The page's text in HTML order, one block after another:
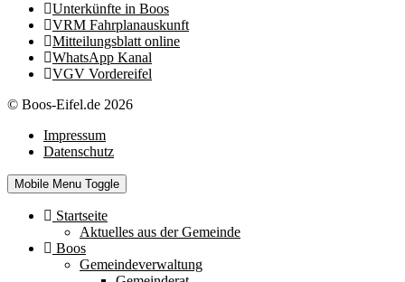
Unterkünfte in Boos
VRM Fahrplanauskunft
Mitteilungsblatt online
WhatsApp Kanal
VGV Vordereifel
© Boos-Eifel.de 2026
Impressum
Datenschutz
Mobile Menu Toggle
Startseite
Aktuelles aus der Gemeinde
Boos
Gemeindeverwaltung